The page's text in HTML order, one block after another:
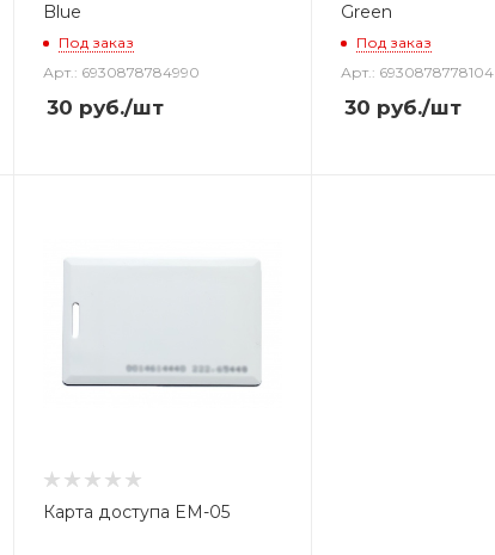
Blue
Под заказ
Арт.: 6930878784990
30 руб./шт
Green
Под заказ
Арт.: 6930878778104
30 руб./шт
Карта доступа EM-05